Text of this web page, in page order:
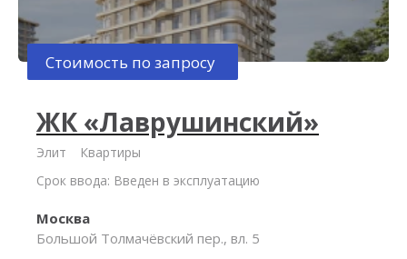
Стоимость по запросу
ЖК «Лаврушинский»
Элит
Квартиры
Срок ввода: Введен в эксплуатацию
Москва
Большой Толмачёвский пер., вл. 5